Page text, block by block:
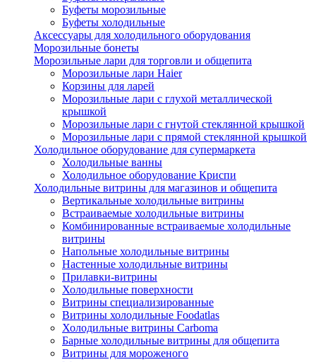
Буфеты морозильные
Буфеты холодильные
Аксессуары для холодильного оборудования
Морозильные бонеты
Морозильные лари для торговли и общепита
Морозильные лари Haier
Корзины для ларей
Морозильные лари с глухой металлической
крышкой
Морозильные лари с гнутой стеклянной крышкой
Морозильные лари с прямой стеклянной крышкой
Холодильное оборудование для супермаркета
Холодильные ванны
Холодильное оборудование Криспи
Холодильные витрины для магазинов и общепита
Вертикальные холодильные витрины
Встраиваемые холодильные витрины
Комбинированные встраиваемые холодильные
витрины
Напольные холодильные витрины
Настенные холодильные витрины
Прилавки-витрины
Холодильные поверхности
Витрины специализированные
Витрины холодильные Foodatlas
Холодильные витрины Carboma
Барные холодильные витрины для общепита
Витрины для мороженого